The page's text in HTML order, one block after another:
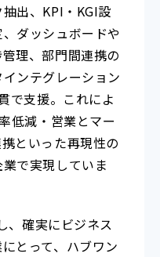
出、KPI・KGI設
ダッシュボードや
理、部門間連携の
ンテグレーション
で支援。これによ
低減・営業とマー
といった再現性の
で実現していま
確実にビジネス
とって、ハブワン